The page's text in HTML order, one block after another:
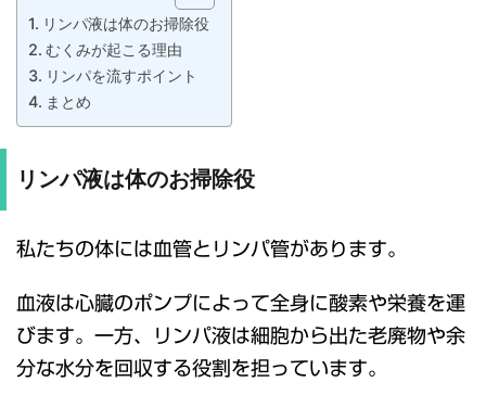
リンパ液は体のお掃除役
むくみが起こる理由
リンパを流すポイント
まとめ
リンパ液は体のお掃除役
私たちの体には血管とリンパ管があります。
血液は心臓のポンプによって全身に酸素や栄養を運
びます。一方、リンパ液は細胞から出た老廃物や余
分な水分を回収する役割を担っています。